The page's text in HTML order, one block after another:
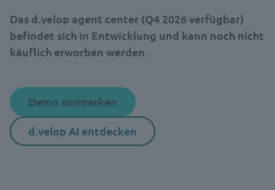
Das d.velop agent center (Q4 2026 verfügbar)
befindet sich in Entwicklung und kann noch nicht
käuflich erworben werden.
Demo vormerken
d.velop AI entdecken